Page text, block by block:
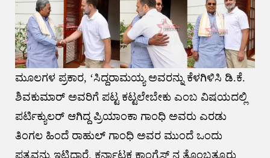
ಮೂಲಗಳ ಪ್ರಕಾರ, ‘ಸಿದ್ದರಾಮಯ್ಯ ಅವರನ್ನು ಕೆಳಗಿಳಿಸಿ ಡಿ.ಕೆ.
ಶಿವಕುಮಾರ್ ಅವರಿಗೆ ಪಟ್ಟ ಕಟ್ಟಲೇಬೇಕು ಎಂಬ ವಿಷಯದಲ್ಲಿ
ಪರ್ಟಿಕ್ಯುಲರ್ ಆಗಿದ್ದ ಪ್ರಿಯಾಂಕಾ ಗಾಂಧಿ ಅವರು ಎರಡು
ತಿಂಗಲ ಹಿಂದೆ ರಾಹುಲ್ ಗಾಂಧಿ ಅವರ ಮುಂದೆ ಒಂದು
ಪತ್ರವನ್ನು ಇಟ್ಟಿದ್ದಾರೆ. ಕರ್ನಾಟಕ ಕಾಂಗ್ರೆಸ್ ನ ತೊಂಬತ್ಮೂರು